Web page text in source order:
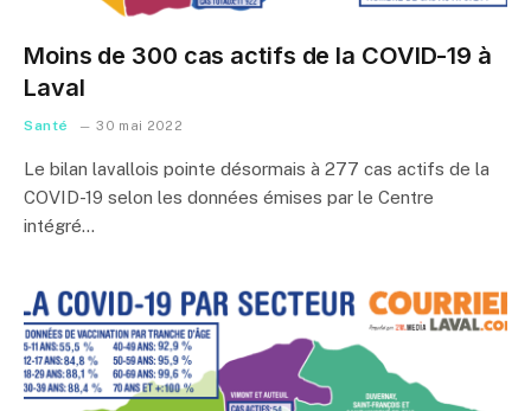
Moins de 300 cas actifs de la COVID-19 à
Laval
Santé 30 mai 2022
Le bilan lavallois pointe désormais à 277 cas actifs de la
COVID-19 selon les données émises par le Centre
intégré…